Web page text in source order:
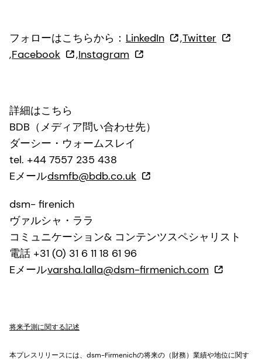
フォローはこちらから： LinkedIn ,Twitter
,Facebook ,Instagram
詳細はこちら
BDB（メディア問い合わせ先）
ダーシー・ウォームスレイ
tel. +44 7557 235 438
Eメールdsmfb@bdb.co.uk
dsm- firenich
ヴァルシャ・ララ
コミュニケーション& コンテンツスペシャリスト
電話 +31 (0) 31 6 11 18 61 96
Eメールvarsha.lalla@dsm-firmenich.com
将来予測に関する記述
本プレスリリースには、dsm-Firmenichの将来の（財務）業績や地位に関す